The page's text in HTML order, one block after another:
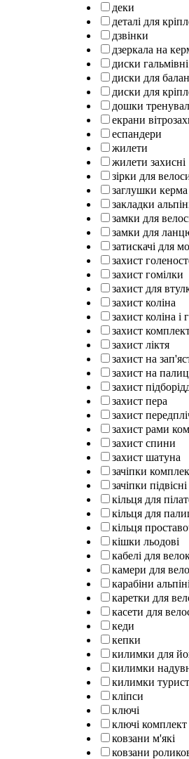
деки
деталі для
дзвінки
дзеркала на
диски
диски для
диски для
дошки
екрани
еспандери
жилети
жилети захисні
зірки для
заглушки керма
закладки
замки для
замки для
затискачі для
захист
захист гомілки
захист для
захист коліна
захист коліна і
захист
захист ліктя
захист на
захист на
захист
захист пера
захист
захист рами
захист спини
захист шатуна
зачіпки
зачіпки підвісні
кільця для
кільця для
кільця
кішки льодові
кабелі для
камери для
карабіни
каретки для
касети для
кеди
кепки
килимки для
килимки
килимки
кліпси
ключі
ключі
ковзани м'які
ковзани